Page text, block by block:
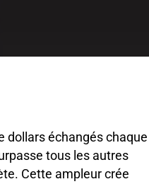
dollars échangés chaque
tous les autres
Cette ampleur crée